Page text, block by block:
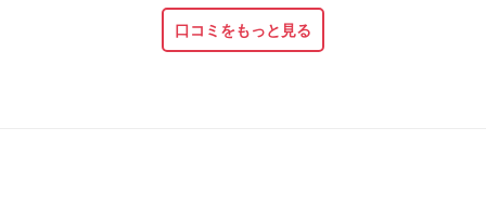
口コミをもっと見る